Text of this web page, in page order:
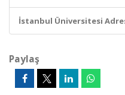
İstanbul Üniversitesi
Paylaş